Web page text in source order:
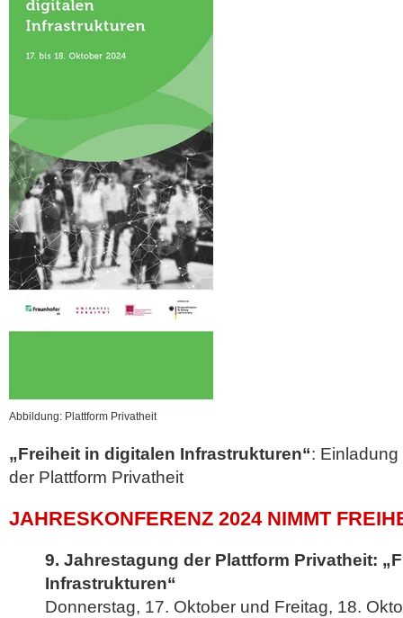
Abbildung: Plattform Privatheit
„Freiheit in digitalen Infrastrukturen“:
der Plattform Privatheit
JAHRESKONFERENZ 2024 NIMMT
9. Jahrestagung der Plattform Privatheit:
Infrastrukturen“
Donnerstag, 17. Oktober und Freitag, 18.